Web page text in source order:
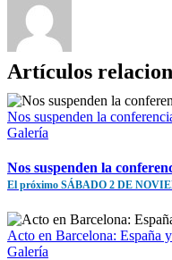
Artículos
Nos suspenden la
Galería
Nos suspenden la
El próximo SÁBADO 2 DE
Acto en Barcelona:
Galería